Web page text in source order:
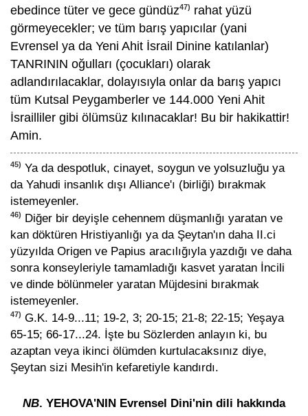
ebedince tüter ve gece gündüz47) rahat yüzü
görmeyecekler; ve tüm barış yapıcılar (yani
Evrensel ya da Yeni Ahit İsrail Dinine katılanlar)
TANRININ oğulları (çocukları) olarak
adlandırılacaklar, dolayısıyla onlar da barış yapıcı
tüm Kutsal Peygamberler ve 144.000 Yeni Ahit
İsrailliler gibi ölümsüz kılınacaklar! Bu bir hakikattir!
Amin.
45) Ya da despotluk, cinayet, soygun ve yolsuzluğu ya
da Yahudi insanlık dışı Alliance'ı (birliği) bırakmak
istemeyenler.
46) Diğer bir deyişle cehennem düşmanlığı yaratan ve
kan döktüren Hristiyanlığı ya da Şeytan'ın daha II.ci
yüzyılda Origen ve Papius aracılığıyla yazdığı ve daha
sonra konseyleriyle tamamladığı kasvet yaratan İncili
ve dinde bölünmeler yaratan Müjdesini bırakmak
istemeyenler.
47) G.K. 14-9...11; 19-2, 3; 20-15; 21-8; 22-15; Yeşaya
65-15; 66-17...24. İşte bu Sözlerden anlayın ki, bu
azaptan veya ikinci ölümden kurtulacaksınız diye,
Şeytan sizi Mesih'in kefaretiyle kandırdı.
NB. YEHOVA'NIN Evrensel Dini'nin dili hakkında